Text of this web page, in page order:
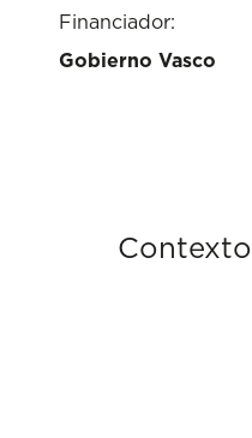
Financiador:
Gobierno Vasco
Contexto